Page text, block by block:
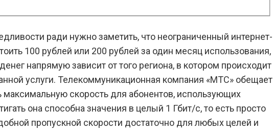
ради нужно заметить, что неограниченный интернет-
100 рублей или 200 рублей за один месяц использования,
напрямую зависит от того региона, в котором происходит
услуги. Телекоммуникационная компания «МТС» обещает
максимальную скорость для абонентов, использующих
она способна значения в целый 1 Гбит/с, то есть просто
пропускной скорости достаточно для любых целей и